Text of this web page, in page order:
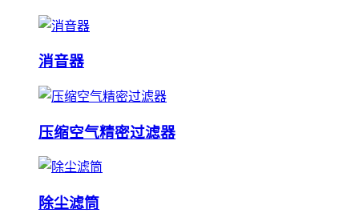
消音器
压缩空气精密过滤器
除尘滤筒